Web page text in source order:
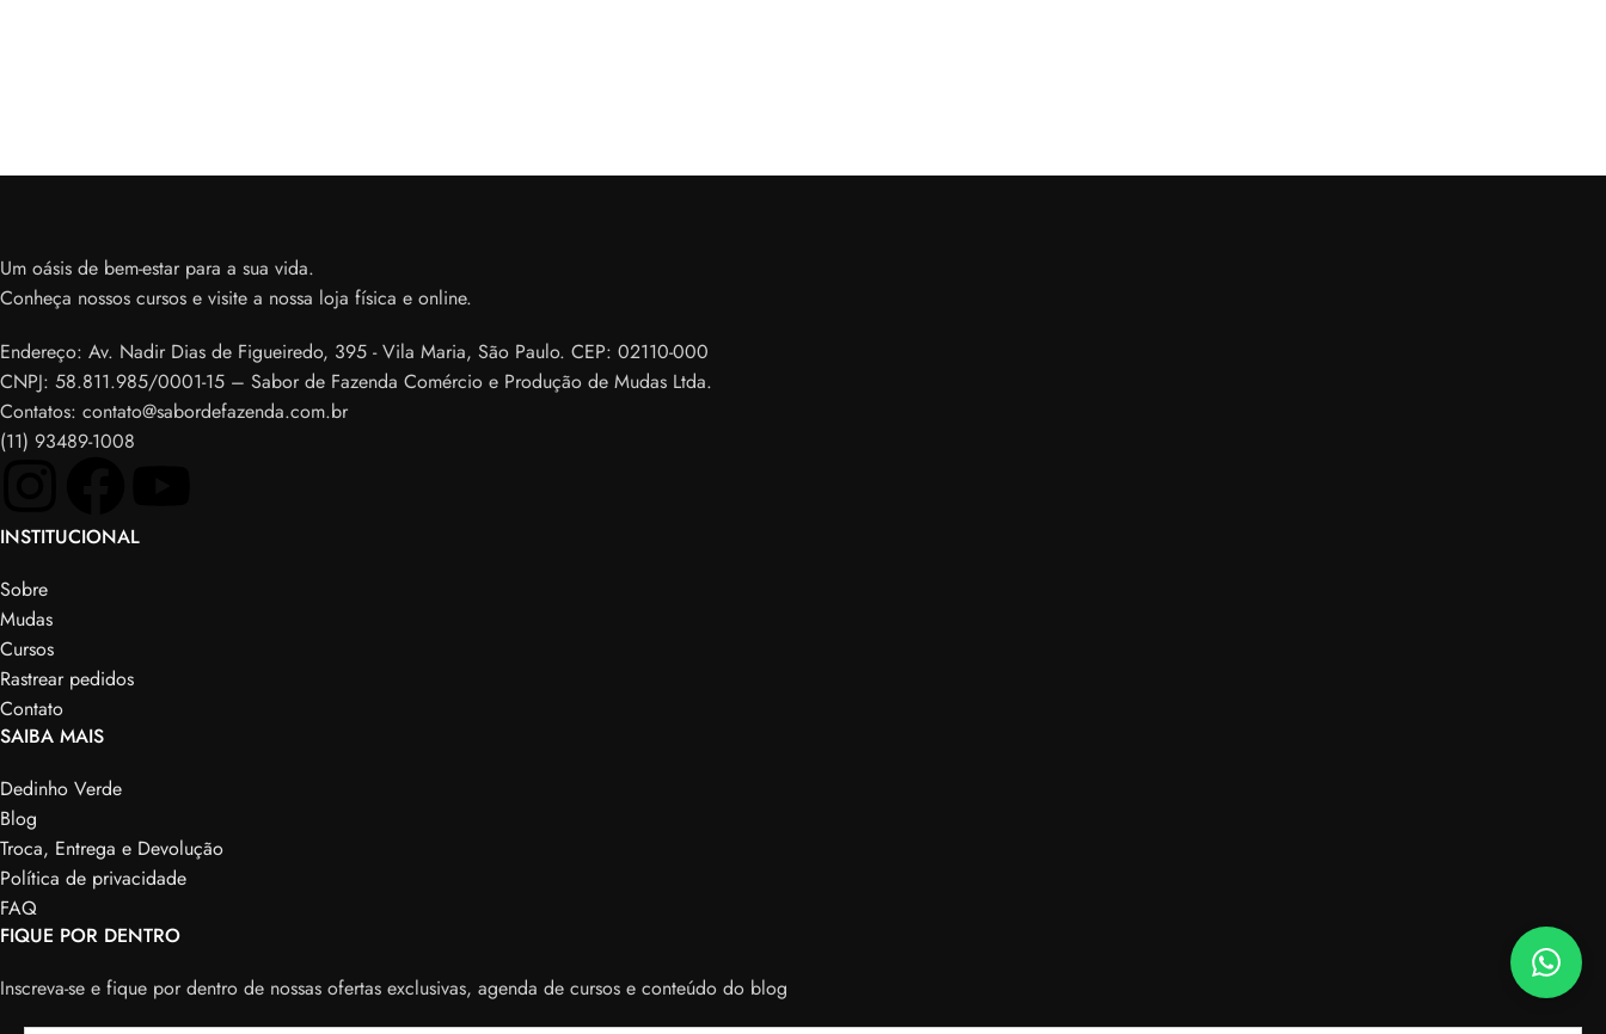
Um oásis de bem-estar para a sua vida.
Conheça nossos cursos e visite a nossa loja física e online.
Endereço: Av. Nadir Dias de Figueiredo, 395 - Vila Maria, São Paulo. CEP: 02110-000
CNPJ: 58.811.985/0001-15 – Sabor de Fazenda Comércio e Produção de Mudas Ltda.
Contatos: contato@sabordefazenda.com.br
(11) 93489-1008
INSTITUCIONAL
Sobre
Mudas
Cursos
Rastrear pedidos
Contato
SAIBA MAIS
Dedinho Verde
Blog
Troca, Entrega e Devolução
Política de privacidade
FAQ
FIQUE POR DENTRO
Inscreva-se e fique por dentro de nossas ofertas exclusivas, agenda de cursos e conteúdo do blog